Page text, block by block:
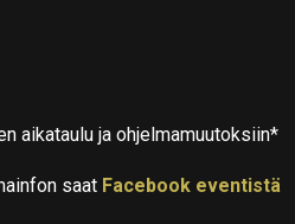
aikataulu ja ohjelmamuutoksiin*
saat Facebook eventistä